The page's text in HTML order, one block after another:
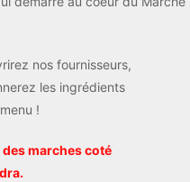
nos fournisseurs,
les ingrédients
!
marches coté